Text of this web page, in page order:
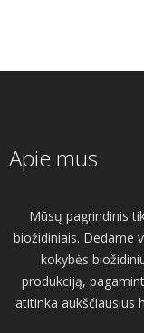
Apie mus
Mūsų pagrindinis
biožidiniais. Dedame
kokybės
produkciją,
atitinka aukščiausius